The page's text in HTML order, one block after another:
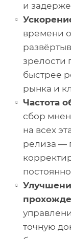
и
времени
зрелости
быстрее
рынка и
Частота
сбор
на всех
релиза —
точную